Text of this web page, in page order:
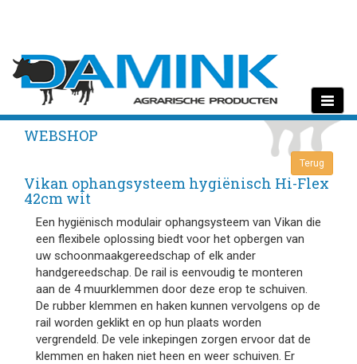
Toggle
WEBSHOP
Vikan ophangsysteem hygiënisch Hi-Flex
42cm wit
Een hygiënisch modulair ophangsysteem van Vikan die
een flexibele oplossing biedt voor het opbergen van
uw schoonmaakgereedschap of elk ander
handgereedschap. De rail is eenvoudig te monteren
aan de 4 muurklemmen door deze erop te schuiven.
De rubber klemmen en haken kunnen vervolgens op de
rail worden geklikt en op hun plaats worden
vergrendeld. De vele inkepingen zorgen ervoor dat de
klemmen en haken niet heen en weer schuiven. Er